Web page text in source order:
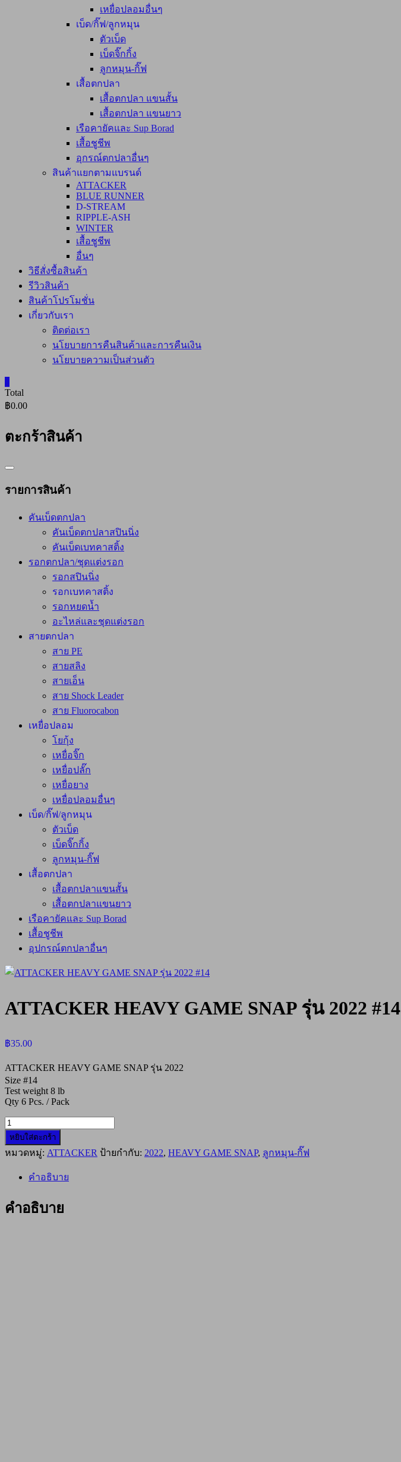
เหยื่อปลอมอื่นๆ
เบ็ด/กิ๊ฟ/ลูกหมุน
ตัวเบ็ด
เบ็ดจิ๊กกิ้ง
ลูกหมุน-กิ๊ฟ
เสื้อตกปลา
เสื้อตกปลา แขนสั้น
เสื้อตกปลา แขนยาว
เรือคายัคและ Sup Borad
เสื้อชูชีพ
อุกรณ์ตกปลาอื่นๆ
สินค้าแยกตามแบรนด์
ATTACKER
BLUE RUNNER
D-STREAM
RIPPLE-ASH
WINTER
เสื้อชูชีพ
อื่นๆ
วิธีสั่งซื้อสินค้า
รีวิวสินค้า
สินค้าโปรโมชั่น
เกี่ยวกับเรา
ติดต่อเรา
นโยบายการคืนสินค้าและการคืนเงิน
นโยบายความเป็นส่วนตัว
Total
฿0.00
ตะกร้าสินค้า
Catalog
รายการสินค้า
คันเบ็ดตกปลา
คันเบ็ดตกปลาสปินนิ่ง
คันเบ็ดเบทคาสติ้ง
รอกตกปลา/ชุดแต่งรอก
รอกสปินนิ่ง
รอกเบทคาสติ้ง
รอกหยดน้ำ
อะไหล่และชุดแต่งรอก
สายตกปลา
สาย PE
สายสลิง
สายเอ็น
สาย Shock Leader
สาย Fluorocabon
เหยื่อปลอม
โยกุ้ง
เหยื่อจิ๊ก
เหยื่อปลั๊ก
เหยื่อยาง
เหยื่อปลอมอื่นๆ
เบ็ด/กิ๊ฟ/ลูกหมุน
ตัวเบ็ด
เบ็ดจิ๊กกิ้ง
ลูกหมุน-กิ๊ฟ
เสื้อตกปลา
เสื้อตกปลาแขนสั้น
เสื้อตกปลาแขนยาว
เรือคายัคและ Sup Borad
เสื้อชูชีพ
อุปกรณ์ตกปลาอื่นๆ
ATTACKER HEAVY GAME SNAP รุ่น 2022 #14
฿35.00
ATTACKER HEAVY GAME SNAP รุ่น 2022
Size #14
Test weight 8 lb
Qty 6 Pcs. / Pack
จำนวน
ATTACKER
HEAVY
GAME
#14
หยิบใส่ตะกร้า
หมวดหมู่: ATTACKER ป้ายกำกับ: 2022, HEAVY GAME SNAP, ลูกหมุน-กิ๊ฟ
คำอธิบาย
คำอธิบาย